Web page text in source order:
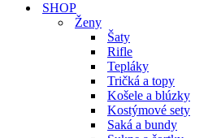
SHOP
Ženy
Šaty
Rifle
Tepláky
Tričká a topy
Košele a blúzky
Kostýmové sety
Saká a bundy